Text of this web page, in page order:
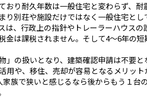
おり耐久年数は一般住宅と変わらず、耐
り別荘や施設だけではなく一般住宅とし
は、行政上の指針やトレーラーハウスの
金は課税されません。そして4～6年の
」の扱いとなり、建築確認申請は不要と
や、移住、売却が容易となるメリット
族で狭いと感じるなら後からもう１台